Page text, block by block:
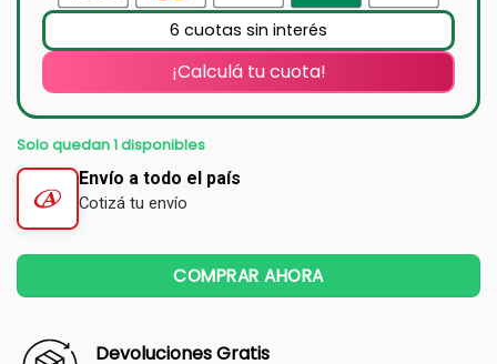
6 cuotas sin interés
¡Calculá tu cuota!
Solo quedan 1 disponibles
Envío a todo el país
Cotizá tu envío
COMPRAR AHORA
Devoluciones Gratis